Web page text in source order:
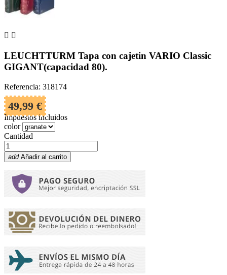
 
LEUCHTTURM Tapa con cajetin VARIO Classic
GIGANT(capacidad 80).
Referencia: 318174
49,99 €
Impuestos incluidos
color
Cantidad
add Añadir al carrito